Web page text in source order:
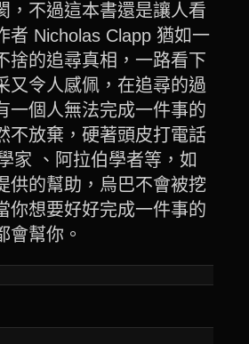
，不過這本書還是讓人看
者 Nicholas Clapp 猶如一
捨的追尋真相，一路看下
又令人感佩，在追尋的過
一個人無法完成一件事的
不放棄，硬著頭皮打電話
家 、阿拉伯學者等，如
供的幫助，烏巴不會被挖
你想要好好完成一件事的
會幫你。